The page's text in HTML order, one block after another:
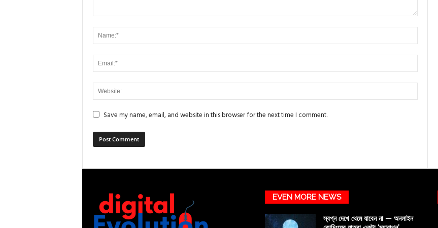
Save my name, email, and website in this browser for the next time I comment.
EVEN MORE NEWS
স্বপ্ন দেখে থেমে যাবেন না — অনলাইন